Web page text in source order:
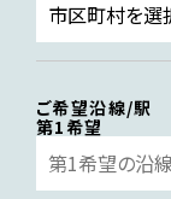
ご希望沿線/駅
第1希望